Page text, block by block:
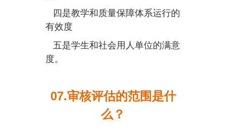
四是教学和质量保障体系运行的
有效度
五是学生和社会用人单位的满意
度。
07.审核评估的范围是什
么？